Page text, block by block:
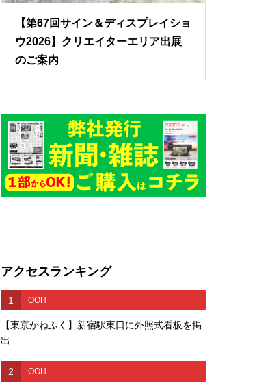
【第67回サイン＆ディスプレイショ
ウ2026】クリエイターエリア出展
のご案内
アクセスランキング
1 OOH
【東京かねふく】新宿駅東口に外照式看板を掲
出
2 OOH